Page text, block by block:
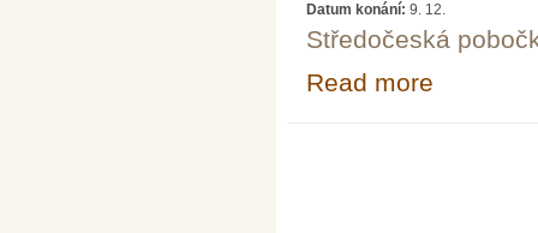
Datum konání: 9. 12.
Středočeská
Read more